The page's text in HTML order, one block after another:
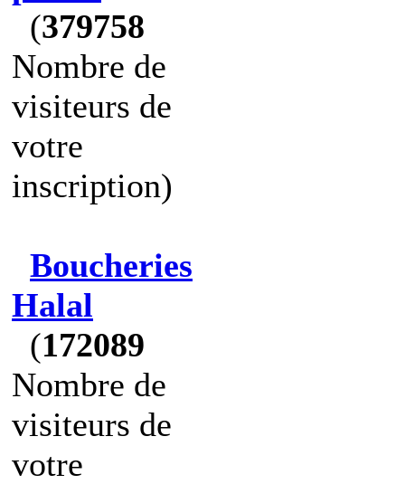
(379758
Nombre de
visiteurs de
votre
inscription)
Boucheries
Halal
(172089
Nombre de
visiteurs de
votre